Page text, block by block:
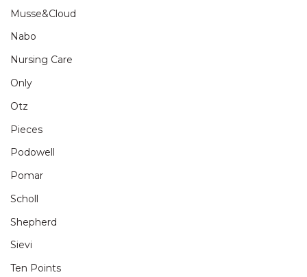
Musse&Cloud
Nabo
Nursing Care
Only
Otz
Pieces
Podowell
Pomar
Scholl
Shepherd
Sievi
Ten Points